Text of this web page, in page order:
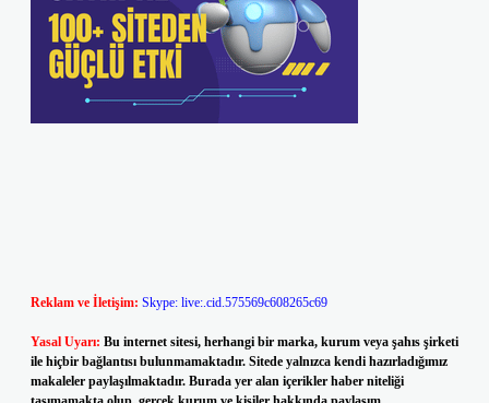
Reklam ve İletişim: Skype: live:.cid.575569c608265c69
Yasal Uyarı: Bu internet sitesi, herhangi bir marka, kurum veya şahıs şirketi
ile hiçbir bağlantısı bulunmamaktadır. Sitede yalnızca kendi hazırladığımız
makaleler paylaşılmaktadır. Burada yer alan içerikler haber niteliği